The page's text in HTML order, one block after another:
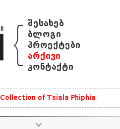
{ შესახებ
ბლოგი
პროექტები
არქივი
კონტაქტი
Collection of Tsiala Phiphia